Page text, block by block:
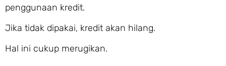
penggunaan kredit.
Jika tidak dipakai, kredit akan hilang.
Hal ini cukup merugikan.